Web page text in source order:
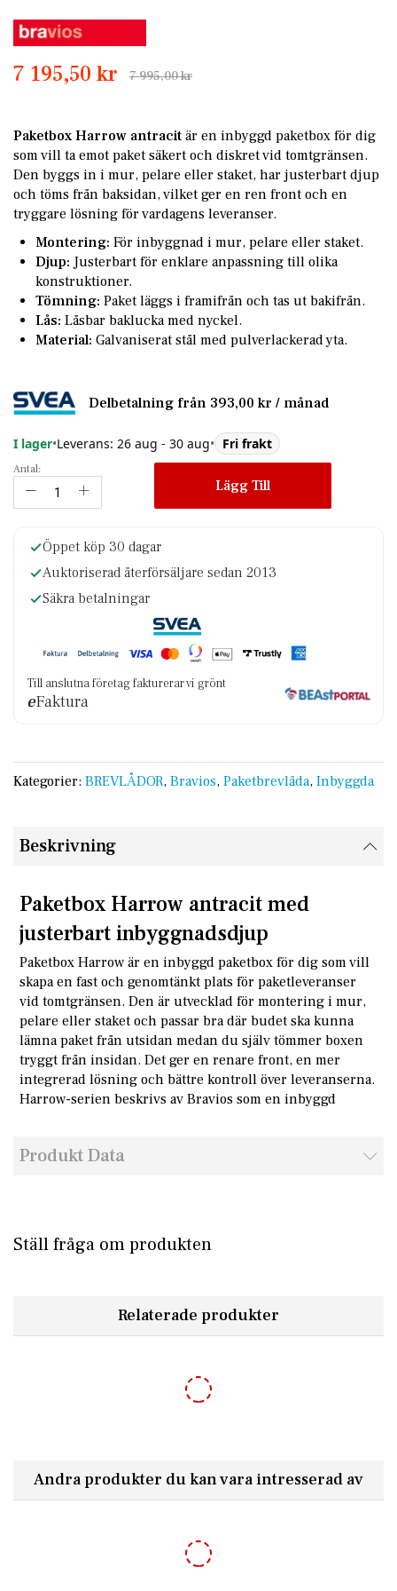
Skip
to
the
beginning
the
images
gallery
7 195,50 kr 7 995,00 kr
Paketbox Harrow antracit är en inbyggd paketbox för dig
som vill ta emot paket säkert och diskret vid tomtgränsen.
Den byggs in i mur, pelare eller staket, har justerbart djup
och töms från baksidan, vilket ger en ren front och en
tryggare lösning för vardagens leveranser.
Montering: För inbyggnad i mur, pelare eller staket.
Djup: Justerbart för enklare anpassning till olika
konstruktioner.
Tömning: Paket läggs i framifrån och tas ut bakifrån.
Lås: Låsbar baklucka med nyckel.
Material: Galvaniserat stål med pulverlackerad yta.
Delbetalning från 393,00 kr / månad
I lager•Leverans: 26 aug - 30 aug• Fri frakt
Antal:
Lägg Till
Öppet köp 30 dagar
Auktoriserad återförsäljare sedan 2013
Säkra betalningar
Till anslutna företag fakturerar vi grönt
eFaktura
Kategorier: BREVLÅDOR, Bravios, Paketbrevlåda, Inbyggda
Beskrivning
Paketbox Harrow antracit med
justerbart inbyggnadsdjup
Paketbox Harrow är en inbyggd paketbox för dig som vill
skapa en fast och genomtänkt plats för paketleveranser
vid tomtgränsen. Den är utvecklad för montering i mur,
pelare eller staket och passar bra där budet ska kunna
lämna paket från utsidan medan du själv tömmer boxen
tryggt från insidan. Det ger en renare front, en mer
integrerad lösning och bättre kontroll över leveranserna.
Harrow-serien beskrivs av Bravios som en inbyggd
Inbyggd paketbox som smälter in bättre
hela lösningen känns mer genomarbetad. För dig som vill
fristående paketbox.
Kan byggas in i mur, pelare eller staket
staket. Bravios beskriver modellen som lämplig för
integrering i bland annat murade konstruktioner,
baksidan.
Ett av modellens starkaste argument är det justerbara
djupet. Murar, pelare och staket byggs sällan i exakt
Produkt Data
Ställ fråga om produkten
Relaterade produkter
Andra produkter du kan vara intresserad av